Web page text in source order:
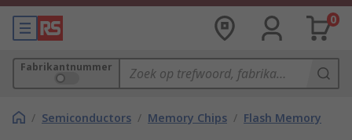
0
Fabrikantnummer
/ Semiconductors / Memory Chips / Flash Memory